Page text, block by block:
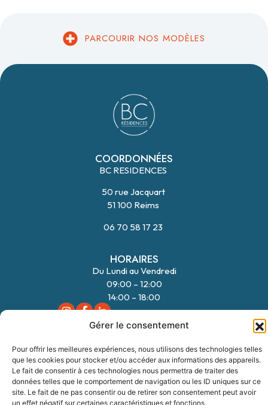
Gérer le consentement
Pour offrir les meilleures expériences, nous utilisons des technologies telles
que les cookies pour stocker et/ou accéder aux informations des appareils.
Le fait de consentir à ces technologies nous permettra de traiter des
données telles que le comportement de navigation ou les ID uniques sur ce
site. Le fait de ne pas consentir ou de retirer son consentement peut avoir
un effet négatif sur certaines caractéristiques et fonctions.
PARCOURIR NOS MODÈLES
COORDONNÉES
BC RESIDENCES
50 rue Jacquart
51 100 Reims
06 70 58 17 23
HORAIRES
Du Lundi au Vendredi
09:00 – 12:00
14:00 – 18:00
Nos modèles
Nos terrains
Notre accompagnement
FORMULAIRE 06 70 58 17 23